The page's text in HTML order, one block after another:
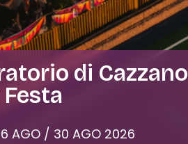
di Cazzano
AGO / 30 AGO 2026